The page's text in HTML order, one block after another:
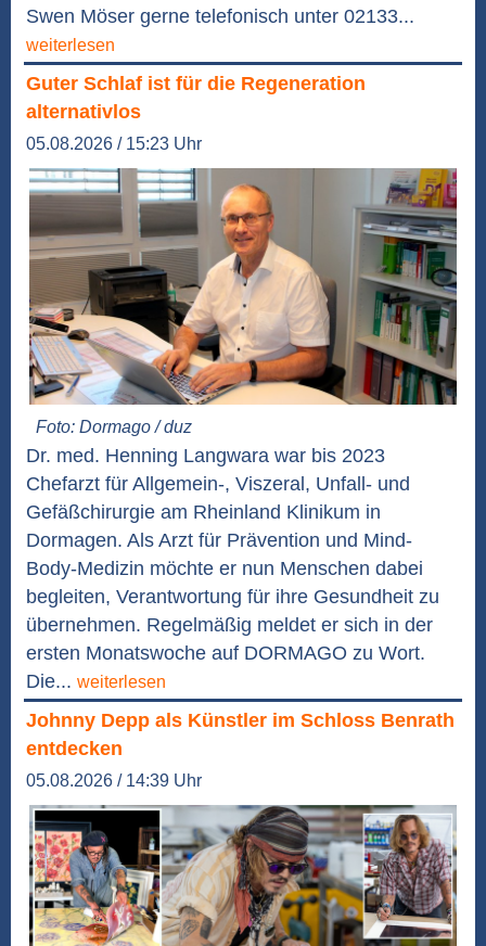
Swen Möser gerne telefonisch unter 02133...
weiterlesen
Guter Schlaf ist für die Regeneration
alternativlos
05.08.2026 / 15:23 Uhr
Foto: Dormago / duz
Dr. med. Henning Langwara war bis 2023
Chefarzt für Allgemein-, Viszeral, Unfall- und
Gefäßchirurgie am Rheinland Klinikum in
Dormagen. Als Arzt für Prävention und Mind-
Body-Medizin möchte er nun Menschen dabei
begleiten, Verantwortung für ihre Gesundheit zu
übernehmen. Regelmäßig meldet er sich in der
ersten Monatswoche auf DORMAGO zu Wort.
Die... weiterlesen
Johnny Depp als Künstler im Schloss Benrath
entdecken
05.08.2026 / 14:39 Uhr